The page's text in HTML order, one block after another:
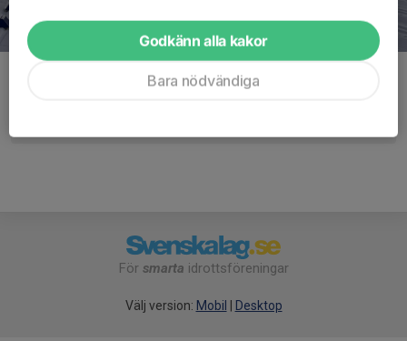
För smarta idrottsföreningar
Välj version: Mobil | Desktop
Godkänn alla kakor
Bara nödvändiga